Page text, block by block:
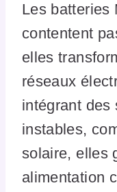
Les batteries
contentent
elles
réseaux
intégrant des
instables,
solaire, elles
alimentation